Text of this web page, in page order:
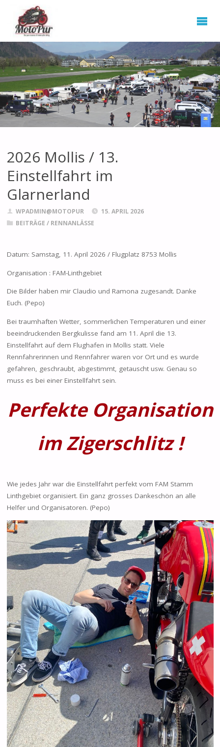
2026 Mollis / 13.
Einstellfahrt im
Glarnerland
WPADMIN@MOTOPUR
15. APRIL 2026
BEITRÄGE / RENNANLÄSSE
Datum: Samstag, 11. April 2026 / Flugplatz 8753 Mollis
Organisation : FAM-Linthgebiet
Die Bilder haben mir Claudio und Ramona zugesandt. Danke
Euch. (Pepo)
Bei traumhaften Wetter, sommerlichen Temperaturen und einer
beeindruckenden Bergkulisse fand am 11. April die 13.
Einstellfahrt auf dem Flughafen in Mollis statt. Viele
Rennfahrerinnen und Rennfahrer waren vor Ort und es wurde
gefahren, geschraubt, abgestimmt, getauscht usw. Genau so
muss es bei einer Einstellfahrt sein.
Perfekte Organisation
im Zigerschlitz !
Wie jedes Jahr war die Einstellfahrt perfekt vom FAM Stamm
Linthgebiet organisiert. Ein ganz grosses Dankeschön an alle
Helfer und Organisatoren. (Pepo)